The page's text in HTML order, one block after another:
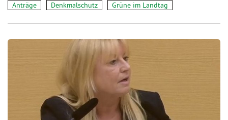
Anträge Denkmalschutz Grüne im Landtag